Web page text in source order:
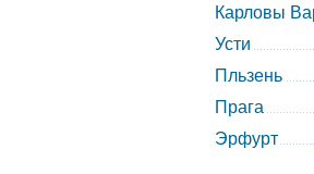
Карловы
Усти
Пльзень
Прага
Эрфурт